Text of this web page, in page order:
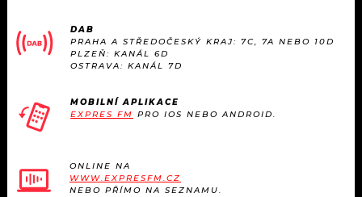
DAB
PRAHA A STŘEDOČESKÝ KRAJ: 7C, 7A NEBO 10D
PLZEŇ: KANÁL 6D
OSTRAVA: KANÁL 7D
MOBILNÍ APLIKACE
EXPRES FM PRO IOS NEBO ANDROID.
ONLINE NA
WWW.EXPRESFM.CZ
NEBO PŘÍMO NA SEZNAMU.